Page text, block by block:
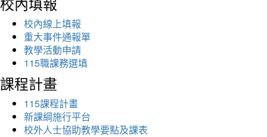
校內線上填報
重大事件通報單
教學活動申請
115職課務選填
課程計畫
115課程計畫
新課綱施行平台
校外人士協助教學要點及課表